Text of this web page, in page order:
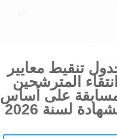
تنقيط معايير
انتقاء المترشحين
على أساس
لسنة 2026